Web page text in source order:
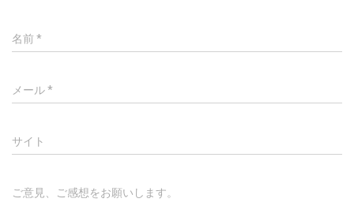
名前*
メール*
サイト
ご意見、ご感想をお願いします。